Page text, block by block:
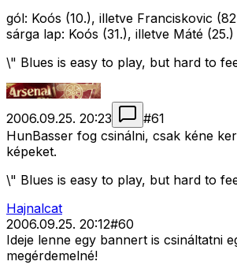
gól: Koós (10.), illetve Franciskovic
sárga lap: Koós (31.), illetve Máté (25.)
\" Blues is easy to play, but hard to
2006.09.25. 20:23 #61
HunBasser fog csinálni, csak kéne
képeket.
\" Blues is easy to play, but hard to
Hajnalcat
2006.09.25. 20:12#60
Ideje lenne egy bannert is csináltatni
megérdemelné!